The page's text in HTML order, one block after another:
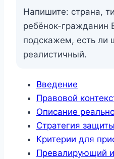
Напишите: страна,
ребёнок-гражданин
подскажем, есть ли
реалистичный.
Введение
Правовой
Описание
Стратегия защиты
Критерии для
Превалирующий